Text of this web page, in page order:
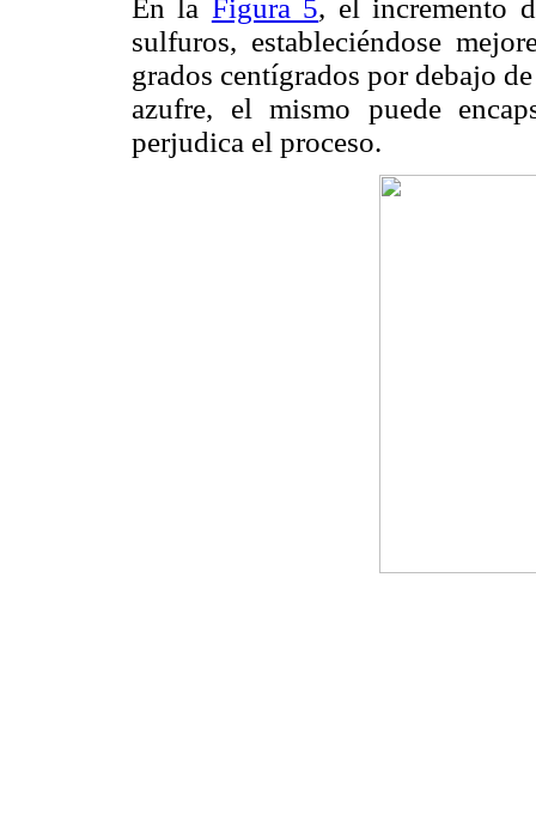
En la Figura 5, el incremento
sulfuros, estableciéndose
grados centígrados por debajo
azufre, el mismo puede
perjudica el proceso.